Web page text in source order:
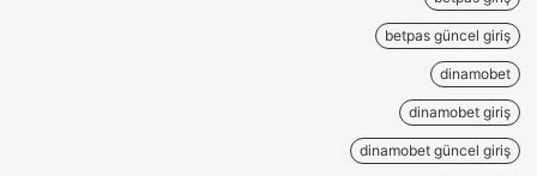
betpas güncel giriş
dinamobet
dinamobet giriş
dinamobet güncel giriş